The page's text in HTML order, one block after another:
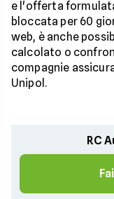
e l'offerta
bloccata per 60
web, è anche
calcolato o
compagnie
Unipol.
RC